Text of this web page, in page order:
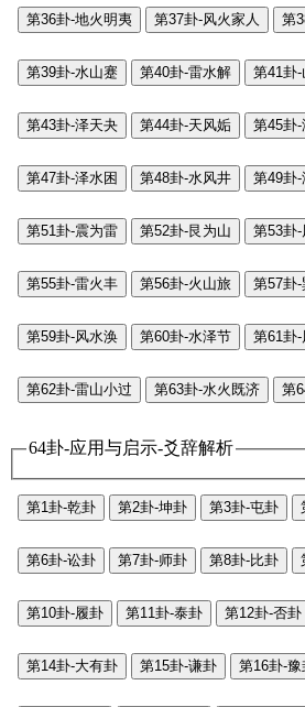
第36卦-地火明夷 第37卦-风火家人 第
第39卦-水山蹇 第40卦-雷水解 第41卦-
第43卦-泽天夬 第44卦-天风姤 第45卦
第47卦-泽水困 第48卦-水风井 第49卦
第51卦-震为雷 第52卦-艮为山 第53卦
第55卦-雷火丰 第56卦-火山旅 第57卦
第59卦-风水涣 第60卦-水泽节 第61卦
第62卦-雷山小过 第63卦-水火既济 第
64卦-应用与启示-爻辞解析
第1卦-乾卦 第2卦-坤卦 第3卦-屯卦
第6卦-讼卦 第7卦-师卦 第8卦-比卦
第10卦-履卦 第11卦-泰卦 第12卦-否卦
第14卦-大有卦 第15卦-谦卦 第16卦-豫